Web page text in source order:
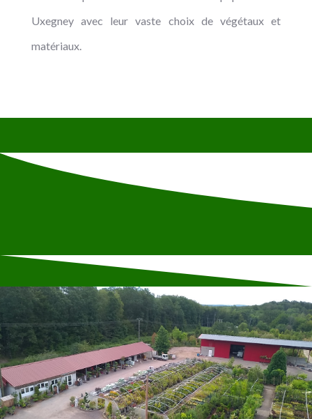
Uxegney avec leur vaste choix de végétaux et
matériaux.